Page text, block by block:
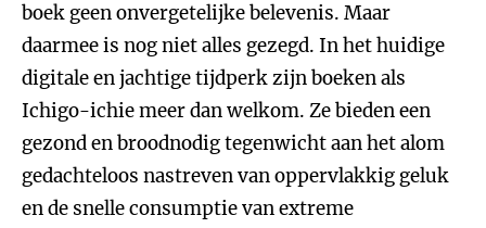
boek geen onvergetelijke belevenis. Maar
daarmee is nog niet alles gezegd. In het huidige
digitale en jachtige tijdperk zijn boeken als
Ichigo-ichie meer dan welkom. Ze bieden een
gezond en broodnodig tegenwicht aan het alom
gedachteloos nastreven van oppervlakkig geluk
en de snelle consumptie van extreme